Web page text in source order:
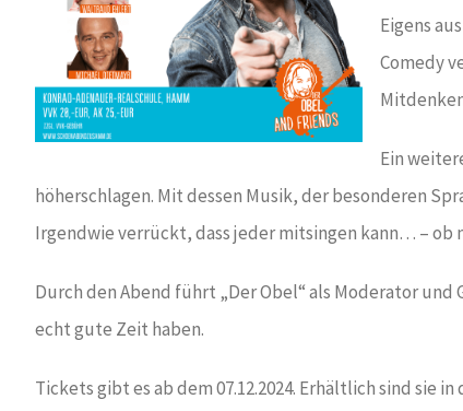
Eigens
Comedy
Ein
höherschlagen. Mit dessen Musik, der besonderen
Irgendwie verrückt, dass jeder mitsingen kann… – ob
Durch den Abend führt „Der Obel“ als Moderator
echt gute Zeit haben.
Tickets gibt es ab dem 07.12.2024. Erhältlich sind sie in